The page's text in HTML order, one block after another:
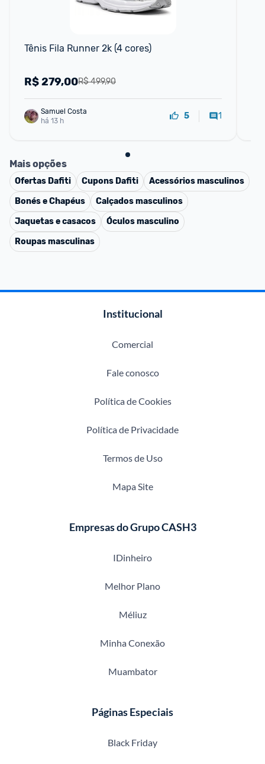
Tênis Fila Runner 2k (4 cores)
R$ 499,90
R$279,00
Samuel Costa
há 13 h
5 1
Mais opções
Ofertas Dafiti Cupons Dafiti
Acessórios masculinos
Bonés e Chapéus
Calçados masculinos
Jaquetas e casacos
Óculos masculino
Roupas masculinas
Institucional
Comercial
Fale conosco
Política de Cookies
Política de Privacidade
Termos de Uso
Mapa Site
Empresas do Grupo CASH3
IDinheiro
Melhor Plano
Méliuz
Minha Conexão
Muambator
Páginas Especiais
Black Friday